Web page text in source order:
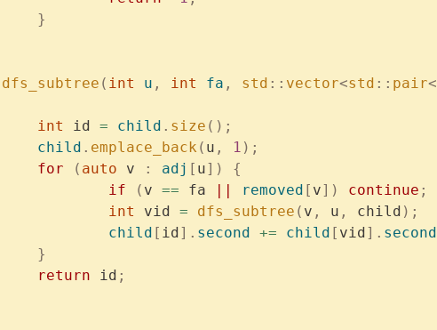
		}
dfs_subtree ( int u , int fa , std :: vector<std :: pair<
		int
id = child . size ();
		child
. emplace_back ( u , 1 );
		for
( auto v : adj [ u])
{
			if
( v == fa removed [ v]) continue ;
			int
vid = dfs_subtree ( v , u , child );
			child
[ id ]. second += child [ vid ]. second
		}
		return
id ;